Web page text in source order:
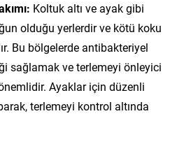
Koltuk altı ve ayak gibi
olduğu yerlerdir ve kötü koku
Bu bölgelerde antibakteriyel
sağlamak ve terlemeyi önleyici
Ayaklar için düzenli
terlemeyi kontrol altında